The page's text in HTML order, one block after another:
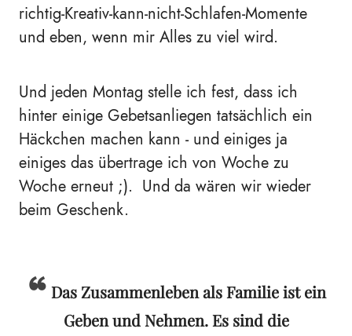
richtig-Kreativ-kann-nicht-Schlafen-Momente
und eben, wenn mir Alles zu viel wird.
Und jeden Montag stelle ich fest, dass ich
hinter einige Gebetsanliegen tatsächlich ein
Häckchen machen kann - und einiges ja
einiges das übertrage ich von Woche zu
Woche erneut ;). Und da wären wir wieder
beim Geschenk.
Das Zusammenleben als Familie ist ein
Geben und Nehmen. Es sind die